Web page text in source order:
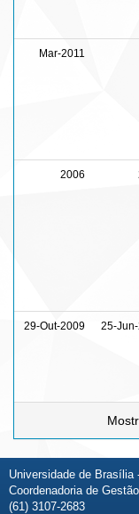
Mar-2011
2006
29-Out-2009 25-
Universidade de Brasília
Coordenadoria de
(61) 3107-2683